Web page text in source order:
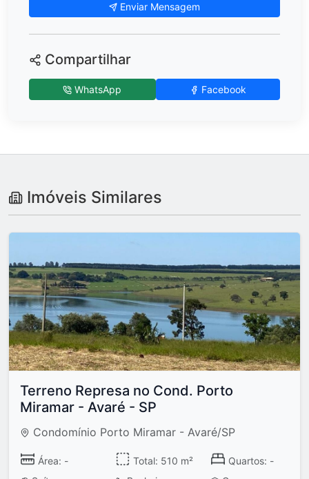
Enviar Mensagem
Compartilhar
WhatsApp Facebook
Imóveis Similares
Terreno Represa no Cond. Porto
Miramar - Avaré - SP
Condomínio Porto Miramar - Avaré/SP
Área: - Total: 510 m²
Quartos: -